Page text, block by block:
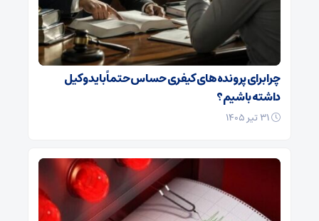
چرا برای پرونده‌های کیفری حساس حتماً باید وکیل
داشته باشیم؟